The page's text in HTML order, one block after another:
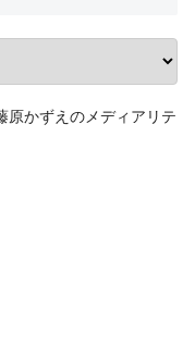
かずえのメディアリテ